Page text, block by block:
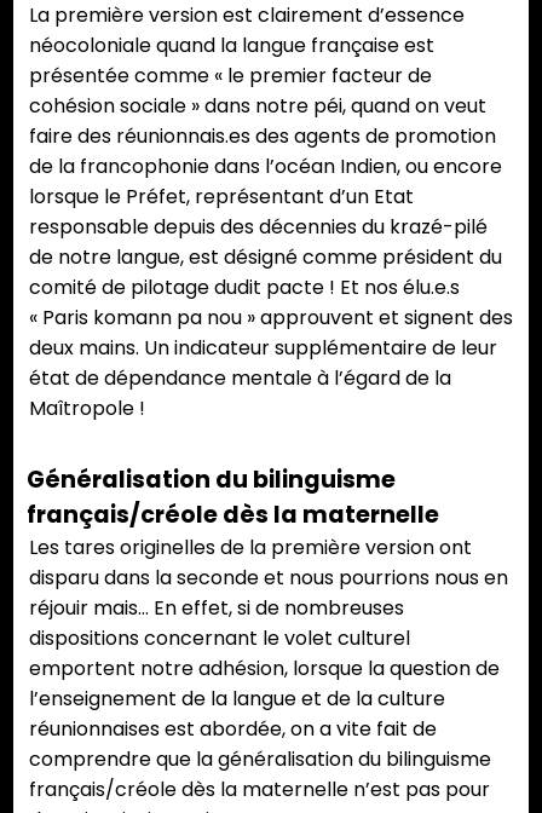
La première version est clairement d’essence
néocoloniale quand la langue française est
présentée comme « le premier facteur de
cohésion sociale » dans notre péi, quand on veut
faire des réunionnais.es des agents de promotion
de la francophonie dans l’océan Indien, ou encore
lorsque le Préfet, représentant d’un Etat
responsable depuis des décennies du krazé-pilé
de notre langue, est désigné comme président du
comité de pilotage dudit pacte ! Et nos élu.e.s
« Paris komann pa nou » approuvent et signent des
deux mains. Un indicateur supplémentaire de leur
état de dépendance mentale à l’égard de la
Maîtropole !
Généralisation du bilinguisme
français/créole dès la maternelle
Les tares originelles de la première version ont
disparu dans la seconde et nous pourrions nous en
réjouir mais… En effet, si de nombreuses
dispositions concernant le volet culturel
emportent notre adhésion, lorsque la question de
l’enseignement de la langue et de la culture
réunionnaises est abordée, on a vite fait de
comprendre que la généralisation du bilinguisme
français/créole dès la maternelle n’est pas pour